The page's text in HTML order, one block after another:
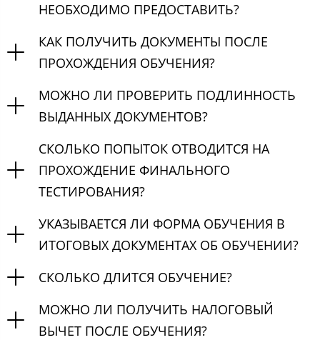
НЕОБХОДИМО ПРЕДОСТАВИТЬ?
КАК ПОЛУЧИТЬ ДОКУМЕНТЫ ПОСЛЕ
ПРОХОЖДЕНИЯ ОБУЧЕНИЯ?
МОЖНО ЛИ ПРОВЕРИТЬ ПОДЛИННОСТЬ
ВЫДАННЫХ ДОКУМЕНТОВ?
СКОЛЬКО ПОПЫТОК ОТВОДИТСЯ НА
ПРОХОЖДЕНИЕ ФИНАЛЬНОГО
ТЕСТИРОВАНИЯ?
УКАЗЫВАЕТСЯ ЛИ ФОРМА ОБУЧЕНИЯ В
ИТОГОВЫХ ДОКУМЕНТАХ ОБ ОБУЧЕНИИ?
СКОЛЬКО ДЛИТСЯ ОБУЧЕНИЕ?
МОЖНО ЛИ ПОЛУЧИТЬ НАЛОГОВЫЙ
ВЫЧЕТ ПОСЛЕ ОБУЧЕНИЯ?